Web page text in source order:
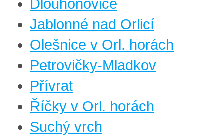
Dlouhoňovice
Jablonné nad Orlicí
Olešnice v Orl. horách
Petrovičky-Mladkov
Přívrat
Říčky v Orl. horách
Suchý vrch